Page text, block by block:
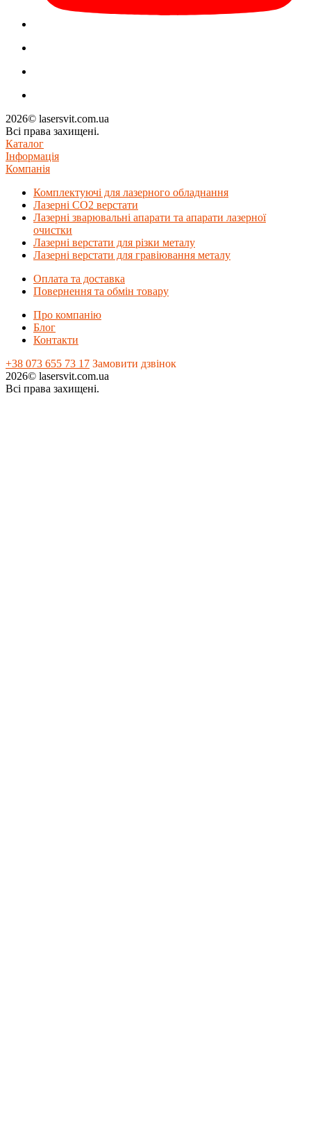
2026© lasersvit.com.ua
Всі права захищені.
Каталог
Інформація
Компанія
Комплектуючі для лазерного обладнання
Лазерні СО2 верстати
Лазерні зварювальні апарати та апарати лазерної
очистки
Лазерні верстати для різки металу
Лазерні верстати для гравіювання металу
Оплата та доставка
Повернення та обмін товару
Про компанію
Блог
Контакти
+38 073 655 73 17 Замовити дзвінок
2026© lasersvit.com.ua
Всі права захищені.